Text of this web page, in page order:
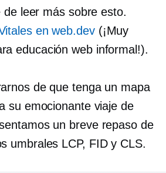
leer más sobre esto.
en web.dev(¡Muy
educación web informal!).
de que tenga un mapa
su emocionante viaje de
un breve repaso de
umbrales LCP, FID y CLS.